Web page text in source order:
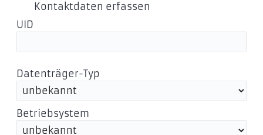
Kontaktdaten erfassen
UID
Datenträger-Typ
Betriebsystem